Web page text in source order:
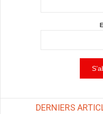
DERNIERS